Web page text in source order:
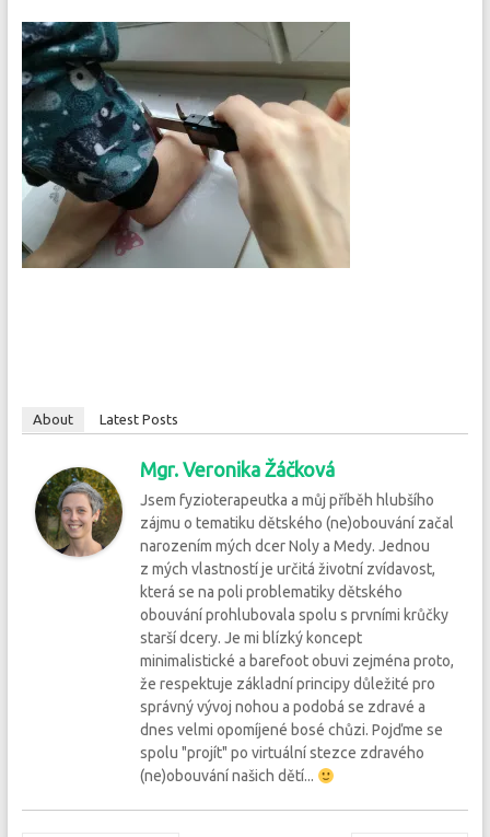
About Latest Posts
Mgr. Veronika Žáčková
Jsem fyzioterapeutka a můj příběh hlubšího
zájmu o tematiku dětského (ne)obouvání začal
narozením mých dcer Noly a Medy. Jednou
z mých vlastností je určitá životní zvídavost,
která se na poli problematiky dětského
obouvání prohlubovala spolu s prvními krůčky
starší dcery. Je mi blízký koncept
minimalistické a barefoot obuvi zejména proto,
že respektuje základní principy důležité pro
správný vývoj nohou a podobá se zdravé a
dnes velmi opomíjené bosé chůzi. Pojďme se
spolu "projít" po virtuální stezce zdravého
(ne)obouvání našich dětí...